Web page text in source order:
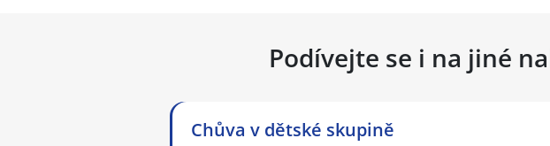
Podívejte se i na jiné
Chůva v dětské skupině